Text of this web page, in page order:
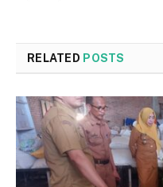
RELATED POSTS